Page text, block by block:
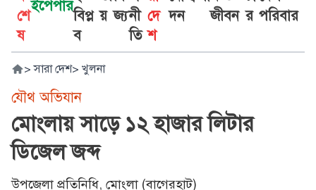
শে
ষ
ইপেপার
বিপ্ল
ব
য় জ্যনী
তি
দে
শ
দন
জীবন র পরিবার
> সারা দেশ> খুলনা
যৌথ অভিযান
মোংলায় সাড়ে ১২ হাজার লিটার
ডিজেল জব্দ
উপজেলা প্রতিনিধি, মোংলা (বাগেরহাট)